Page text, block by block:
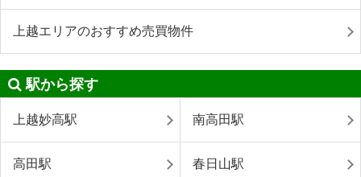
上越エリアのおすすめ売買物件
駅から探す
上越妙高駅 南高田駅
高田駅 春日山駅